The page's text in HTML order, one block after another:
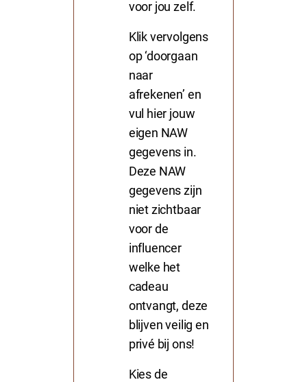
voor jou zelf.
Klik vervolgens
op ‘doorgaan
naar
afrekenen’ en
vul hier jouw
eigen NAW
gegevens in.
Deze NAW
gegevens zijn
niet zichtbaar
voor de
influencer
welke het
cadeau
ontvangt, deze
blijven veilig en
privé bij ons!
Kies de